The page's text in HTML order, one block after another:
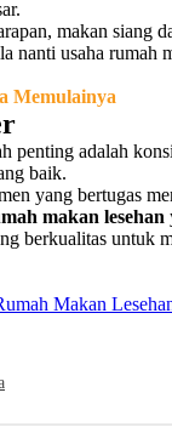
makan siang
nanti usaha
Memulainya
adalah
baik.
yang bertugas
makan lesehan
berkualitas untuk
Makan